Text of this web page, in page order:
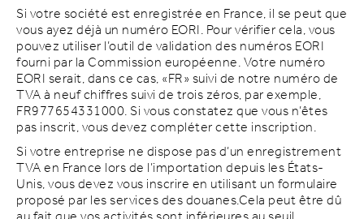
Si votre société est enregistrée en France, il se peut que
vous ayez déjà un numéro EORI. Pour vérifier cela, vous
pouvez utiliser l’outil de validation des numéros EORI
fourni par la Commission européenne. Votre numéro
EORI serait, dans ce cas, «FR» suivi de notre numéro de
TVA à neuf chiffres suivi de trois zéros, par exemple,
FR977654331000. Si vous constatez que vous n’êtes
pas inscrit, vous devez compléter cette inscription.
Si votre entreprise ne dispose pas d’un enregistrement
TVA en France lors de l’importation depuis les États-
Unis, vous devez vous inscrire en utilisant un formulaire
proposé par les services des douanes.Cela peut être dû